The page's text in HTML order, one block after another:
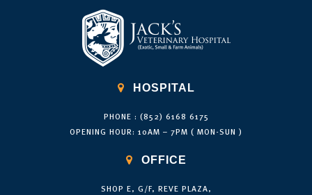
 HOSPITAL
PHONE : (852) 6168 6175
OPENING HOUR: 10AM – 7PM ( MON-SUN )
 OFFICE
SHOP E, G/F, REVE PLAZA,